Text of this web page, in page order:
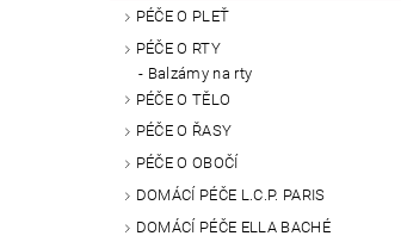
PÉČE O PLEŤ
PÉČE O RTY
Balzámy na rty
PÉČE O TĚLO
PÉČE O ŘASY
PÉČE O OBOČÍ
DOMÁCÍ PÉČE L.C.P. PARIS
DOMÁCÍ PÉČE ELLA BACHÉ